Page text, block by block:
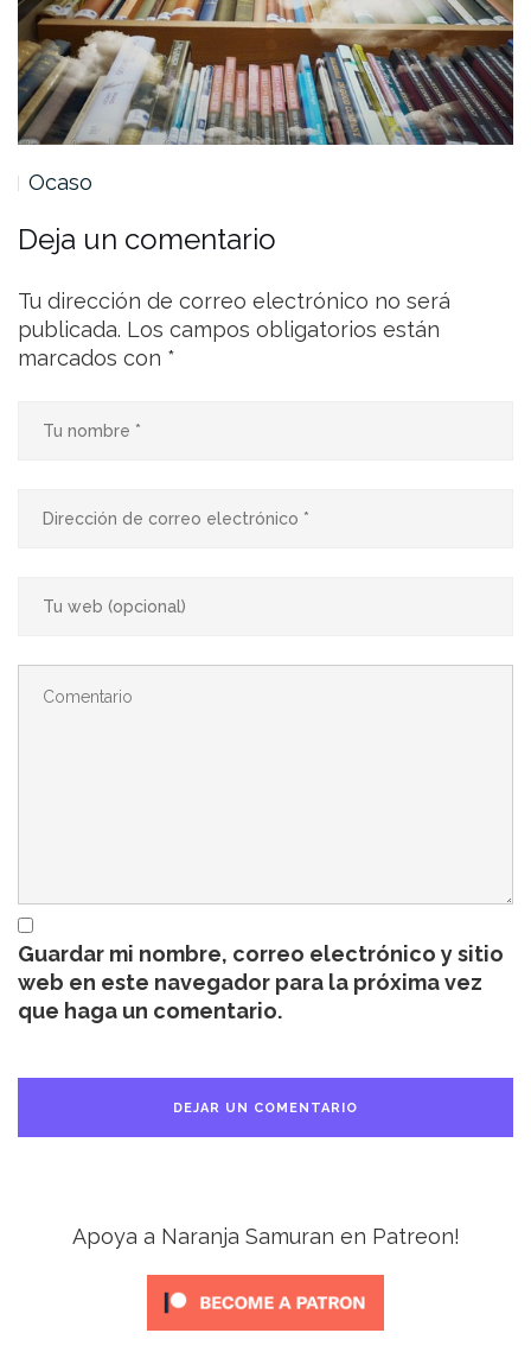
Ocaso
Deja un comentario
Tu dirección de correo electrónico no será
publicada. Los campos obligatorios están
marcados con *
Guardar mi nombre, correo electrónico y sitio
web en este navegador para la próxima vez
que haga un comentario.
Apoya a Naranja Samuran en Patreon!